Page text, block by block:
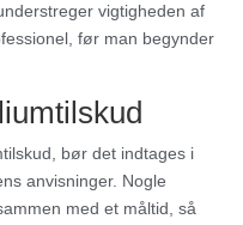
vigtigheden af
før man begynder
bør det indtages i
anvisninger. Nogle
med et måltid, så